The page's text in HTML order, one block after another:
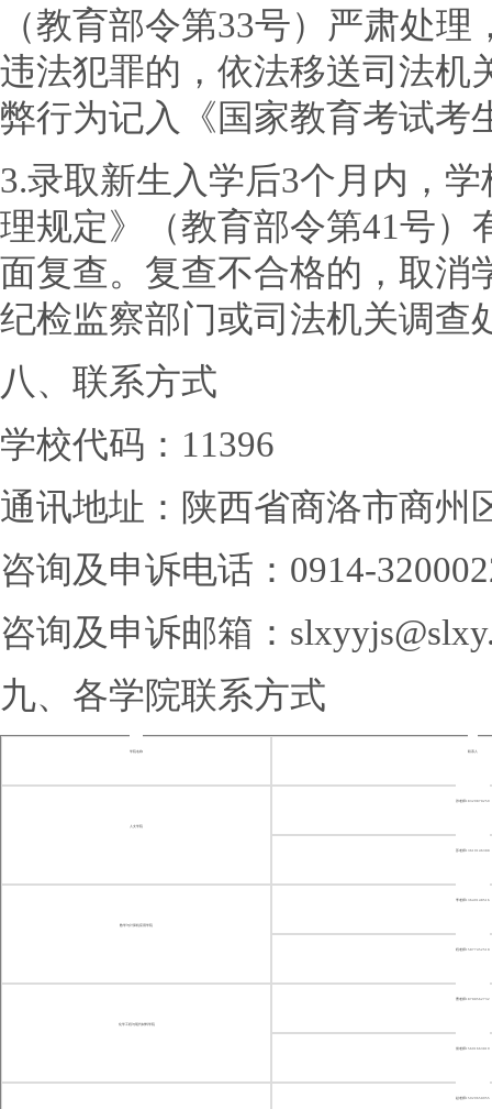
（教育部令第33号）严肃处
违法犯罪的，依法移送司法机
弊行为记入《国家教育考试考
3.录取新生入学后3个月内，
理规定》（教育部令第41号
面复查。复查不合格的，取消
纪检监察部门或司法机关调查
八、联系方式
学校代码：11396
通讯地址：陕西省商洛市商州
咨询及申诉电话：0914-
咨询及申诉邮箱：
九、各学院联系方式
学院名称 联系人
人文学院
张老师18329870259
苏老师13619146300
数学与计算机应用学院
李老师13649148516
程老师15877452510
化学工程与现代材料学院
曹老师18700562732
侯老师15691663019
赵老师15929650955